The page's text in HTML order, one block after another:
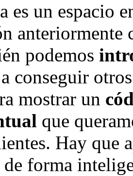
es un espacio
anteriormente
podemos
conseguir
mostrar un
que
Hay que
forma